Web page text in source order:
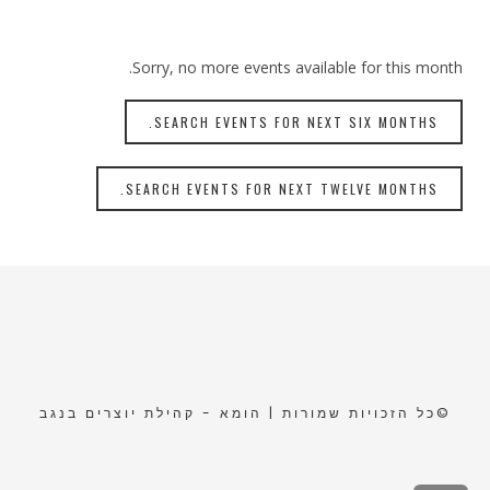
Sorry, no more events available for this month.
SEARCH EVENTS FOR NEXT SIX MONTHS.
SEARCH EVENTS FOR NEXT TWELVE MONTHS.
©כל הזכויות שמורות | הומא - קהילת יוצרים בנגב